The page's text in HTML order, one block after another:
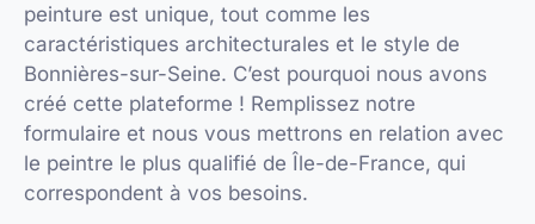
peinture est unique, tout comme les
caractéristiques architecturales et le style de
Bonnières-sur-Seine. C’est pourquoi nous avons
créé cette plateforme ! Remplissez notre
formulaire et nous vous mettrons en relation avec
le peintre le plus qualifié de Île-de-France, qui
correspondent à vos besoins.